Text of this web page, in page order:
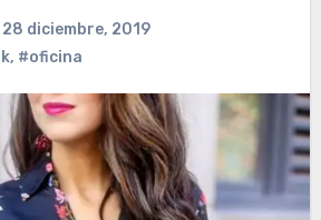
28 diciembre, 2019
, #oficina